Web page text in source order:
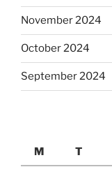
November 2024
October 2024
September 2024
M
T